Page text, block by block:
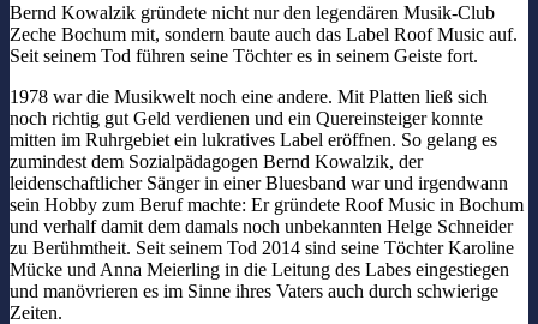
Bernd Kowalzik gründete nicht nur den legendären Musik-Club
Zeche Bochum mit, sondern baute auch das Label Roof Music auf.
Seit seinem Tod führen seine Töchter es in seinem Geiste fort.
1978 war die Musikwelt noch eine andere. Mit Platten ließ sich
noch richtig gut Geld verdienen und ein Quereinsteiger konnte
mitten im Ruhrgebiet ein lukratives Label eröffnen. So gelang es
zumindest dem Sozialpädagogen Bernd Kowalzik, der
leidenschaftlicher Sänger in einer Bluesband war und irgendwann
sein Hobby zum Beruf machte: Er gründete Roof Music in Bochum
und verhalf damit dem damals noch unbekannten Helge Schneider
zu Berühmtheit. Seit seinem Tod 2014 sind seine Töchter Karoline
Mücke und Anna Meierling in die Leitung des Labes eingestiegen
und manövrieren es im Sinne ihres Vaters auch durch schwierige
Zeiten.